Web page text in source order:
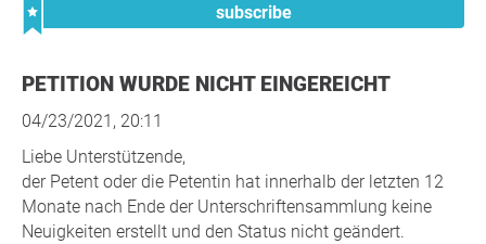
subscribe
PETITION WURDE NICHT EINGEREICHT
04/23/2021, 20:11
Liebe Unterstützende,
der Petent oder die Petentin hat innerhalb der letzten 12
Monate nach Ende der Unterschriftensammlung keine
Neuigkeiten erstellt und den Status nicht geändert.